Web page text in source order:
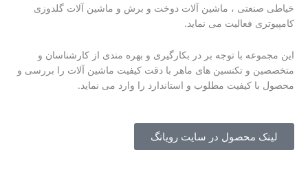
خیاطی صنعتی ، ماشین آلات دوخت و برش و ماشین آلات گلدوزی
کامپیوتری فعالیت می نماید.
این مجموعه با توجه بر در بکارگیری و بهره مندی از کارشناسان و
متخصصین و تکنسین های ماهر با دقت کیفیت ماشین آلات را بررسی و
محصول با کیفیت مطلوب و استاندارد را وارد می نماید.
لینک محصول در سایت رویانگ